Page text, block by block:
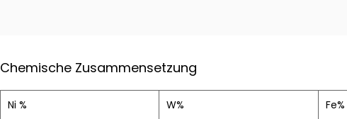
Chemische Zusammensetzung
Ni % W% Fe%